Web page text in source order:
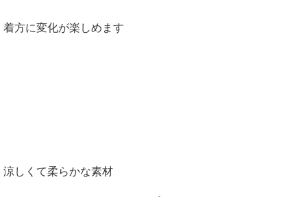
着方に変化が楽しめます
涼しくて柔らかな素材